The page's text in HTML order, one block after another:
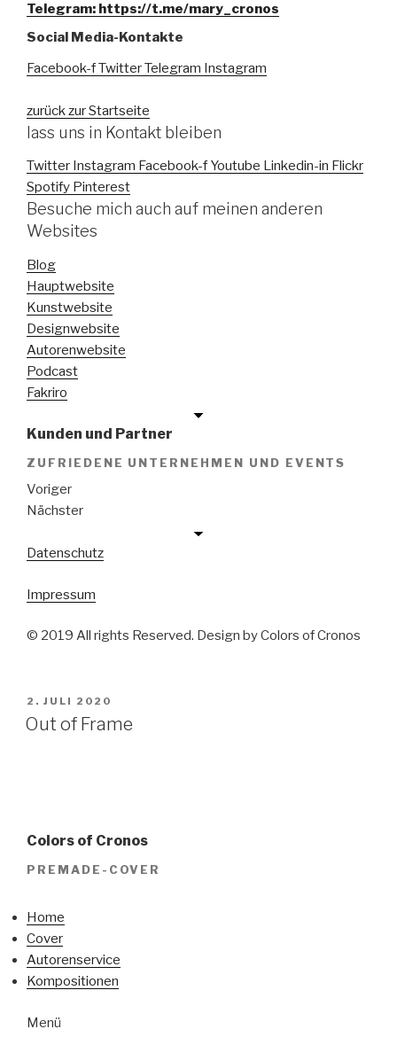
Telegram: https://t.me/mary_cronos
Social Media-Kontakte
Facebook-fTwitterTelegram Instagram
zurück zur Startseite
lass uns in Kontakt bleiben
Twitter Instagram Facebook-f Youtube Linkedin-in Flickr
Spotify Pinterest
Besuche mich auch auf meinen anderen
Websites
Blog
Hauptwebsite
Kunstwebsite
Designwebsite
Autorenwebsite
Podcast
Fakriro
Kunden und Partner
ZUFRIEDENE UNTERNEHMEN UND EVENTS
Voriger
Nächster
Datenschutz
Impressum
© 2019 All rights Reserved. Design by Colors of Cronos
VERÖFFENTLICHT
AM
2. JULI 2020
Out of Frame
Colors of Cronos
PREMADE-COVER
Home
Cover
Autorenservice
Kompositionen
Menü